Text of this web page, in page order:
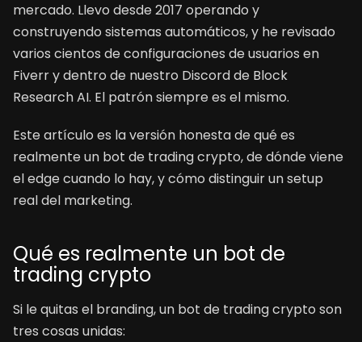
mercado. Llevo desde 2017 operando y
construyendo sistemas automáticos, y he revisado
varios cientos de configuraciones de usuarios en
Fiverr y dentro de nuestro Discord de Block
Research AI. El patrón siempre es el mismo.
Este artículo es la versión honesta de qué es
realmente un bot de trading crypto, de dónde viene
el edge cuando lo hay, y cómo distinguir un setup
real del marketing.
Qué es realmente un bot de
trading crypto
Si le quitas el branding, un bot de trading crypto son
tres cosas unidas: